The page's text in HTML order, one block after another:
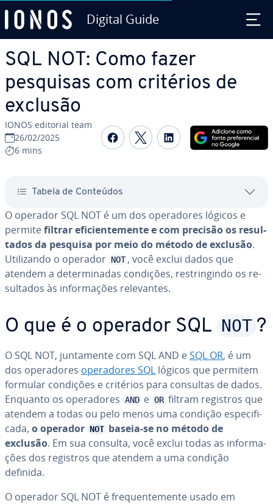
Digital Guide
SQL NOT: Como fazer
pesquisas com critérios de
exclusão
IONOS editorial team
26/02/2025
6 mins
Com­par­ti­lhar no
Com­par­ti­lhar no
Com­par­ti­lhar
Tabela de Conteúdos
O operador SQL NOT é um dos ope­ra­do­res lógicos e
permitefiltrar efi­ci­en­te­mente e com precisão os re­sul­
ta­dos da pesquisa por meio do método de exclusão.
Uti­li­zando o operador NOT , você exclui dados que
atendem a de­ter­mi­na­das condições, res­trin­gindo os re­
sul­ta­dos às in­for­ma­ções re­le­van­tes.
O que é o operador SQL NOT ?
O SQL NOT, jun­ta­mente com SQL AND eSQL OR, é um
dos ope­ra­do­res ope­ra­do­res SQL lógicos que permitem
formular condições e critérios para consultas de dados.
Enquanto os ope­ra­do­res AND e OR filtram registros que
atendem a todas ou pelo menos uma condição es­pe­ci­fi­
cada, o operador NOT baseia-se no método de
exclusão. Em sua consulta, você exclui todas as in­for­ma­
ções dos registros que atendem a uma condição
definida.
O operador SQL NOT é fre­quen­te­mente usado em